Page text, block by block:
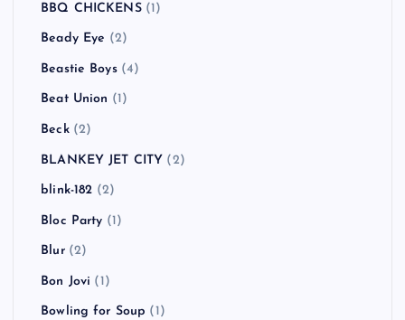
BBQ CHICKENS(1)
Beady Eye (2)
Beastie Boys(4)
Beat Union (1)
Beck(2)
BLANKEY JET CITY (2)
blink-182 (2)
Bloc Party (1)
Blur(2)
Bon Jovi (1)
Bowling for Soup (1)